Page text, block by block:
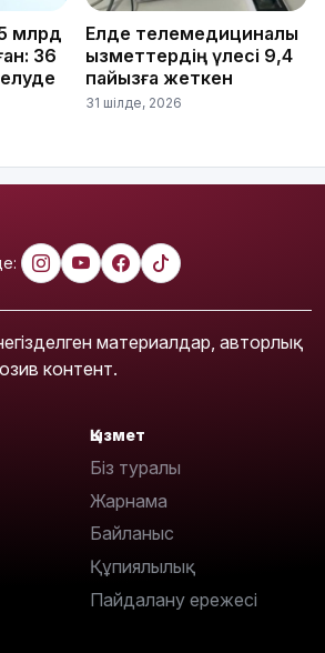
млрд
36
Елде телемедициналық
қызметтердің үлесі 9,4
пайызға жеткен
31 шілде, 2026
материалдар, авторлық
контент.
Қызмет
Біз туралы
Жарнама
Байланыс
Құпиялылық
Пайдалану ережесі